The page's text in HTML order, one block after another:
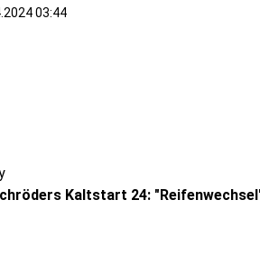
03:44
Kaltstart 24: